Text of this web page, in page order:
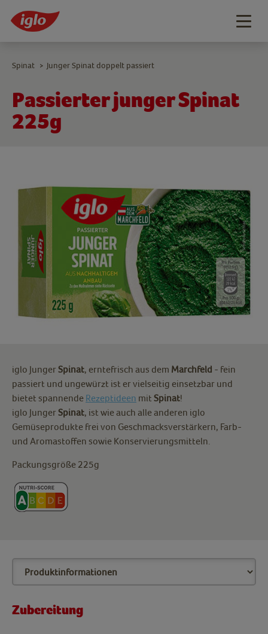
Passierter junger Spinat
225g
Spinat > Junger Spinat doppelt passiert
iglo Junger Spinat, erntefrisch aus dem Marchfeld - fein
passiert und ungewürzt ist er vielseitig einsetzbar und
bietet spannende Rezeptideen mit Spinat!
iglo Junger Spinat, ist wie auch alle anderen iglo
Gemüseprodukte frei von Geschmacksverstärkern, Farb-
und Aromastoffen sowie Konservierungsmitteln.
Packungsgröße 225g
Zubereitung